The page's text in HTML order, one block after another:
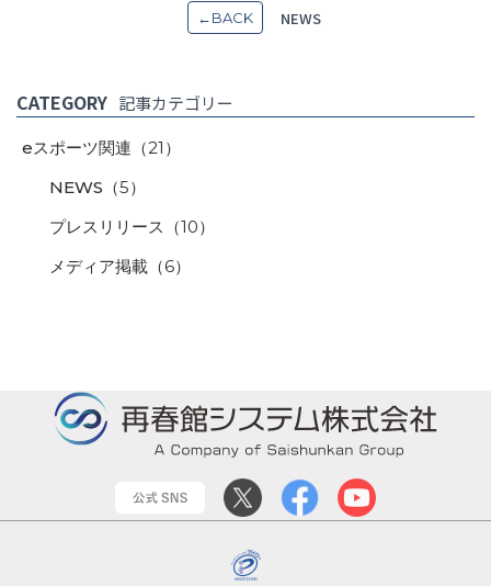
←BACK NEWS
CATEGORY 記事カテゴリー
eスポーツ関連 （21）
NEWS （5）
プレスリリース （10）
メディア掲載 （6）